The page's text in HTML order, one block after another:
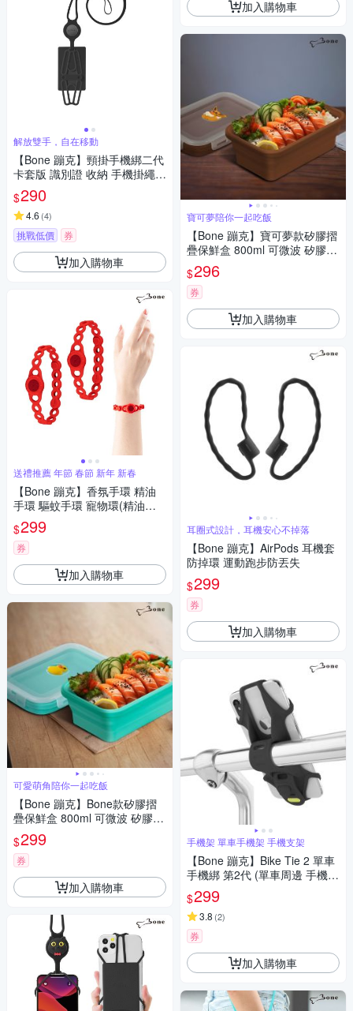
解放雙手，自在移動
【Bone 蹦克】頸掛手機綁二代
卡套版 識別證 收納 手機掛繩背
帶 吊繩
$290
4.6 (4)
挑戰低價 券
加入購物車
送禮推薦 年節 春節 新年 新春
【Bone 蹦克】香氛手環 精油
手環 驅蚊手環 寵物環(精油需
自備或加購)
$299
券
加入購物車
可愛萌角陪你一起吃飯
【Bone 蹦克】Bone款矽膠摺
疊保鮮盒 800ml 可微波 矽膠保
鮮盒 摺疊保鮮盒
$299
券
加入購物車
加入購物車
寶可夢陪你一起吃飯
【Bone 蹦克】寶可夢款矽膠摺
疊保鮮盒 800ml 可微波 矽膠保
鮮盒 摺疊保鮮盒
$296
券
加入購物車
耳圈式設計，耳機安心不掉落
【Bone 蹦克】AirPods 耳機套
防掉環 運動跑步防丟失
$299
券
加入購物車
手機架 單車手機架 手機支架
【Bone 蹦克】Bike Tie 2 單車
手機綁 第2代 (單車周邊 手機周
邊 自行車手機支架 手機架)
$299
3.8 (2)
券
加入購物車